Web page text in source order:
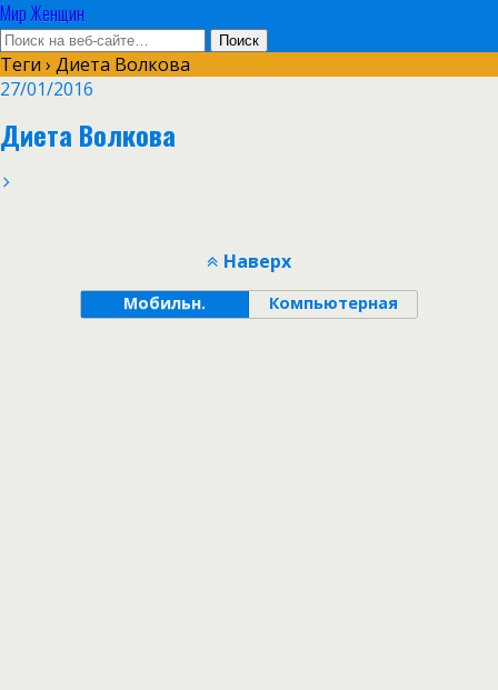
Мир Женщин
Теги › Диета Волкова
27/01/2016
Диета Волкова
Наверх
Мобильн. Компьютерная